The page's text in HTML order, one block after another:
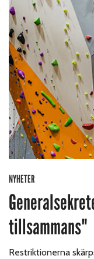
NYHETER
tillsammans"
Restriktionerna